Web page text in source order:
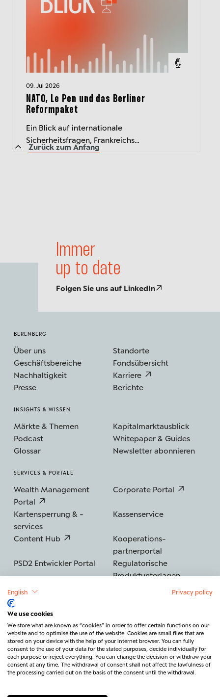
09. Jul 2026
NATO, Le Pen und das Berliner
Reformpaket
Ein Blick auf internationale
Sicherheitsfragen, Frankreichs
Rechtspopulisten und das Ringen um
Immer
up to date
Folgen Sie uns auf LinkedIn
Zurück zum Anfang
BERENBERG
Über uns
Standorte
Geschäftsbereiche
Fondsübersicht
Nachhaltigkeit
Karriere
Presse
Berichte
INSIGHTS & WISSEN
Märkte & Themen
Kapitalmarktausblick
Podcast
Whitepaper & Guides
Glossar
Newsletter abonnieren
SERVICES & PORTALE
Wealth Management
Portal
Corporate Portal
Kartensperrung & -
services
Kassenservice
Content Hub
Kooperations­
partnerportal
PSD2 Entwickler Portal
Regulatorische
Produktunterlagen
Datenschutz Sicherheit Barrierefreiheit
Rechtliches & Regulatorik
Vertrag widerrufen Kontakt
English Privacy policy
We use cookies
We store what are known as “cookies” in order to offer certain functions on our
website and to optimise the use of the website. Cookies are small files that are
stored on your device with the help of your internet browser. You can fully
consent to the use of your data for the stated purposes, decide individually for
each purpose or reject everything. You can change the decision or withdraw your
consent at any time. The withdrawal of consent shall not affect the lawfulness of
the processing carried out on the basis of the consent until the withdrawal.